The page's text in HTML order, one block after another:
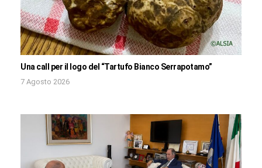
Una call per il logo del “Tartufo Bianco Serrapotamo”
7 Agosto 2026